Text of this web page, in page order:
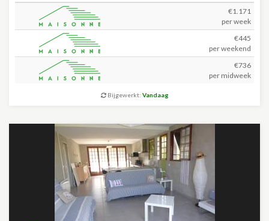
€1.171
per week
€445
per weekend
€736
per midweek
Bijgewerkt: Vandaag